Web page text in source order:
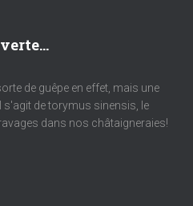
de guêpe en effet, mais une
s'agit de torymus sinensis, le
dans nos châtaigneraies!